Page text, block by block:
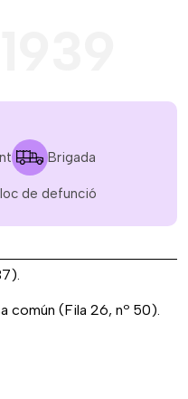
Brigada
de defunció
común (Fila 26, nº 50).